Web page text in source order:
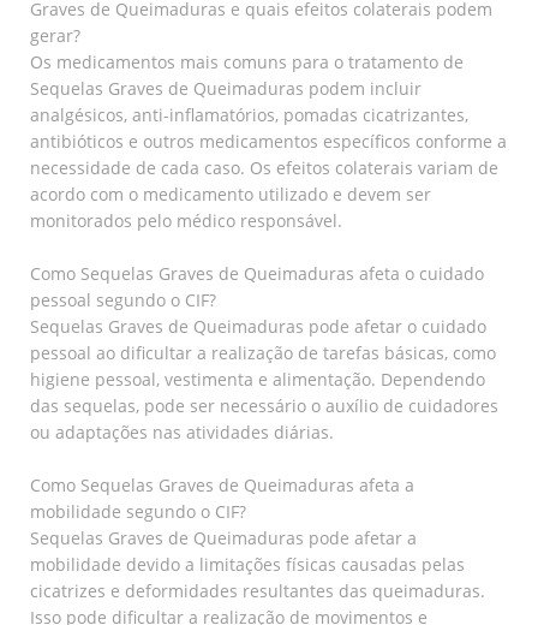
Graves de Queimaduras e quais efeitos colaterais podem
gerar?
Os medicamentos mais comuns para o tratamento de
Sequelas Graves de Queimaduras podem incluir
analgésicos, anti-inflamatórios, pomadas cicatrizantes,
antibióticos e outros medicamentos específicos conforme a
necessidade de cada caso. Os efeitos colaterais variam de
acordo com o medicamento utilizado e devem ser
monitorados pelo médico responsável.
Como Sequelas Graves de Queimaduras afeta o cuidado
pessoal segundo o CIF?
Sequelas Graves de Queimaduras pode afetar o cuidado
pessoal ao dificultar a realização de tarefas básicas, como
higiene pessoal, vestimenta e alimentação. Dependendo
das sequelas, pode ser necessário o auxílio de cuidadores
ou adaptações nas atividades diárias.
Como Sequelas Graves de Queimaduras afeta a
mobilidade segundo o CIF?
Sequelas Graves de Queimaduras pode afetar a
mobilidade devido a limitações físicas causadas pelas
cicatrizes e deformidades resultantes das queimaduras.
Isso pode dificultar a realização de movimentos e